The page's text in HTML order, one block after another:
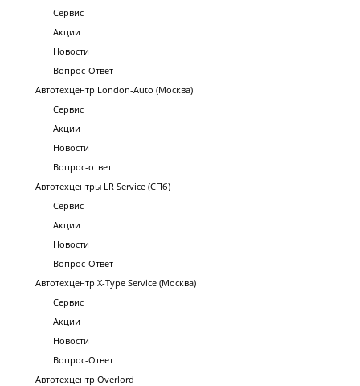
Сервис
Акции
Новости
Вопрос-Ответ
Автотехцентр London-Auto (Москва)
Сервис
Акции
Новости
Вопрос-ответ
Автотехцентры LR Service (СПб)
Сервис
Акции
Новости
Вопрос-Ответ
Автотехцентр X-Type Service (Москва)
Сервис
Акции
Новости
Вопрос-Ответ
Автотехцентр Overlord